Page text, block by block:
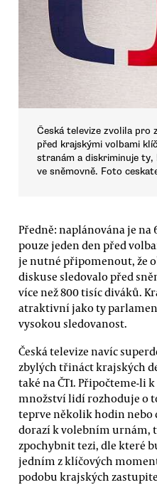
Česká televize zvolila pro
před krajskými volbami
stranám a diskriminuje ty,
ve sněmovně. Foto
Předně: naplánována je
pouze jeden den před
je nutné připomenout, že
diskuse sledovalo před
více než 800 tisíc diváků.
atraktivní jako ty
vysokou sledovanost.
Česká televize navíc
zbylých třináct krajských
také na ČT1. Připočteme-li
množství lidí rozhoduje o
teprve několik hodin
dorazí k volebním urnám,
zpochybnit tezi, dle které
jedním z klíčových
podobu krajských